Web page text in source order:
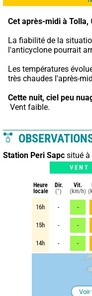
Cet après-midi à Tolla,
La fiabilité de la
l'anticyclone pourrait
Les températures
très chaudes l'après-
Cette nuit, ciel peu
Vent faible.
Station Peri Sapc situé à
VENT
Heure
locale
Dir.
(°)
Vit.
(km/h)
16h - -
15h - -
14h - -
Voir